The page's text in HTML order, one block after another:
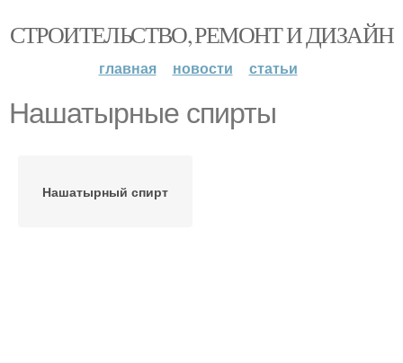
СТРОИТЕЛЬСТВО, РЕМОНТ И ДИЗАЙН
главная новости статьи
Нашатырные спирты
Нашатырный спирт